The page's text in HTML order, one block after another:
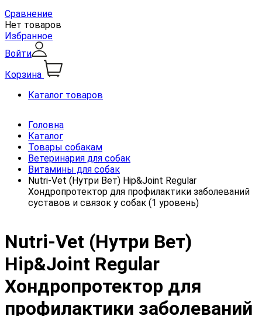
Сравнение
Нет товаров
Избранное
Войти
Корзина
Каталог товаров
Головна
Каталог
Товары собакам
Ветеринария для собак
Витамины для собак
Nutri-Vet (Нутри Вет) Hip&Joint Regular
Хондропротектор для профилактики заболеваний
суставов и связок у собак (1 уровень)
Nutri-Vet (Нутри Вет)
Hip&Joint Regular
Хондропротектор для
профилактики заболеваний